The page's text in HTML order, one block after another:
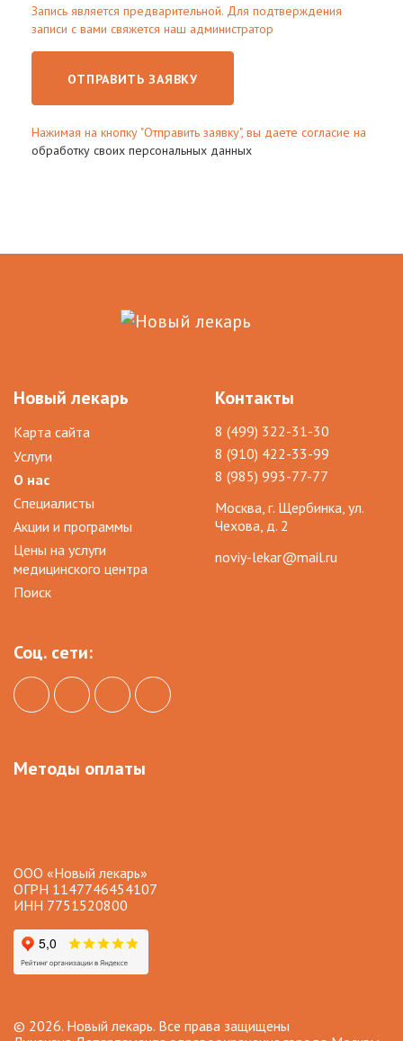
Запись является предварительной. Для подтверждения
записи с вами свяжется наш администратор
ОТПРАВИТЬ ЗАЯВКУ
Нажимая на кнопку "Отправить заявку", вы даете согласие на
обработку своих персональных данных
Новый лекарь
Карта сайта
Услуги
О нас
Специалисты
Акции и программы
Цены на услуги
медицинского центра
Поиск
Контакты
8 (499) 322-31-30
8 (910) 422-33-99
8 (985) 993-77-77
Москва, г. Щербинка, ул.
Чехова, д. 2
noviy-lekar@mail.ru
Соц. сети:
Методы оплаты
ООО «Новый лекарь»
ОГРН 1147746454107
ИНН 7751520800
© 2026. Новый лекарь. Все права защищены